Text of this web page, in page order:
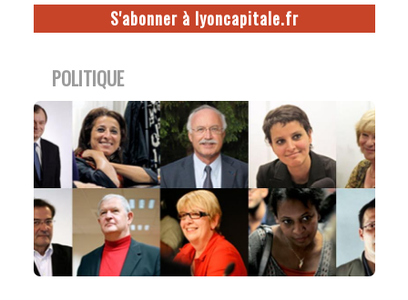
S'abonner à lyoncapitale.fr
POLITIQUE